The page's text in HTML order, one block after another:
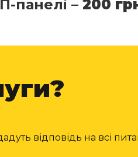
панелі – 200
відповідь на всі